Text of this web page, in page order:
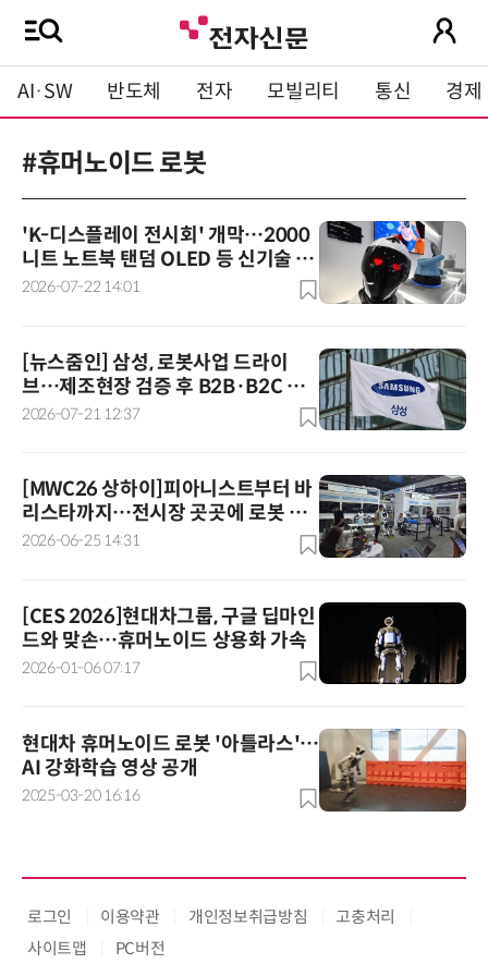
AI·SW 반도체 전자 모빌리티 통신 경제
#휴머노이드 로봇
'K-디스플레이 전시회' 개막…2000
니트 노트북 탠덤 OLED 등 신기술 경
쟁의 장
2026-07-22 14:01
[뉴스줌인] 삼성, 로봇사업 드라이
브…제조현장 검증 후 B2B·B2C 진
출
2026-07-21 12:37
[MWC26 상하이]피아니스트부터 바
리스타까지…전시장 곳곳에 로봇 포
진, 완성도는 '글쎄'
2026-06-25 14:31
[CES 2026]현대차그룹, 구글 딥마인
드와 맞손…휴머노이드 상용화 가속
2026-01-06 07:17
현대차 휴머노이드 로봇 '아틀라스'…
AI 강화학습 영상 공개
2025-03-20 16:16
로그인 이용약관 개인정보취급방침
고충처리
사이트맵
PC버전